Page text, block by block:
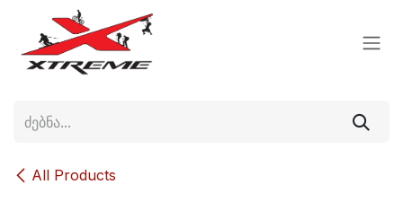
Skip to Content
All Products